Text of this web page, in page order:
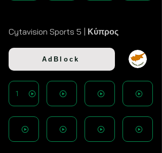
Cytavision Sports 5 | Κύπρος
AdBlock
1